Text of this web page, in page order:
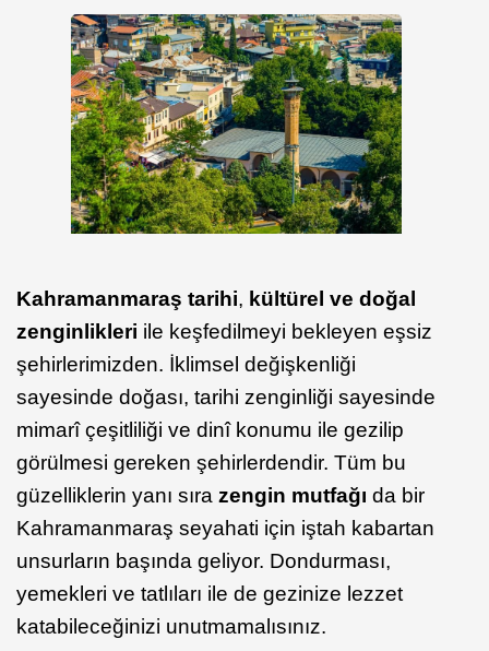
Kahramanmaraş tarihi, kültürel ve doğal
zenginlikleri ile keşfedilmeyi bekleyen eşsiz
şehirlerimizden. İklimsel değişkenliği
sayesinde doğası, tarihi zenginliği sayesinde
mimarî çeşitliliği ve dinî konumu ile gezilip
görülmesi gereken şehirlerdendir. Tüm bu
güzelliklerin yanı sıra zengin mutfağı da bir
Kahramanmaraş seyahati için iştah kabartan
unsurların başında geliyor. Dondurması,
yemekleri ve tatlıları ile de gezinize lezzet
katabileceğinizi unutmamalısınız.